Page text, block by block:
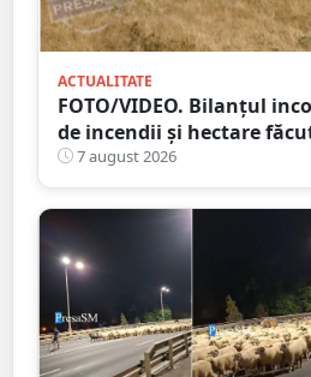
ACTUALITATE
FOTO/VIDEO. Bilanțul
de incendii și hectare
județul Satu Mare
7 august 2026